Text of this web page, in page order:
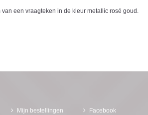
een vraagteken in de kleur metallic rosé goud.
Mijn bestellingen
Facebook